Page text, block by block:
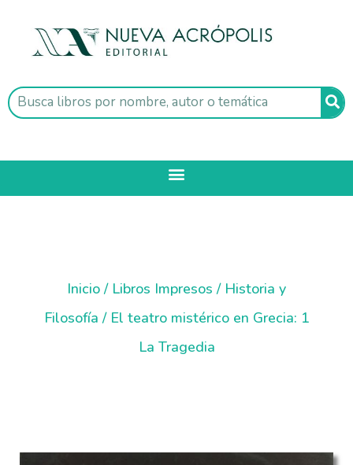
Inicio/ Libros Impresos / Historia y
Filosofía / El teatro mistérico en Grecia: 1
La Tragedia